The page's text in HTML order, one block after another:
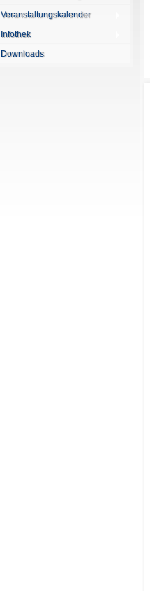
Veranstaltungskalender
Infothek
Downloads